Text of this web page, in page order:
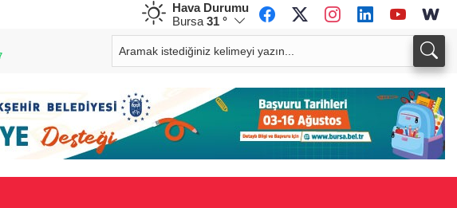
Hava Durumu
Bursa 31 °
CHF
59,0068%0,77
34,1785